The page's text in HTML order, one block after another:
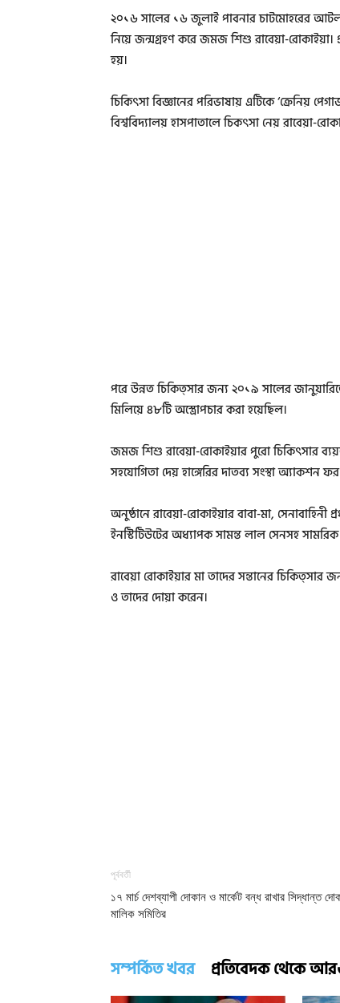
২০১৬ সালের ১৬ জুলাই পাবনার চাটমোহরের
নিয়ে জন্মগ্রহণ করে জমজ শিশু রাবেয়া-
হয়।
চিকিৎসা বিজ্ঞানের পরিভাষায় এটিকে ‘ক্রেনিয়
বিশ্ববিদ্যালয় হাসপাতালে চিকৎসা নেয় রাবেয়া-
পরে উন্নত চিকিত্সার জন্য ২০১৯ সালের
মিলিয়ে ৪৮টি অস্ত্রোপচার করা হয়েছিল।
জমজ শিশু রাবেয়া-রোকাইয়ার পুরো চিকিৎসার
সহযোগিতা দেয় হাঙ্গেরির দাতব্য সংস্থা অ্যাকশন
অনুষ্ঠানে রাবেয়া-রোকাইয়ার বাবা-মা,
ইনস্টিটিউটের অধ্যাপক সামন্ত লাল সেনসহ
রাবেয়া রোকাইয়ার মা তাদের সন্তানের চিকিত্সার
ও তাদের দোয়া করেন।
পূর্ববর্তী
১৭ মার্চ দেশব্যাপী দোকান ও মার্কেট বন্ধ রাখার সিদ্ধান্ত
মালিক সমিতির
সম্পর্কিত খবর প্রতিবেদক থেকে